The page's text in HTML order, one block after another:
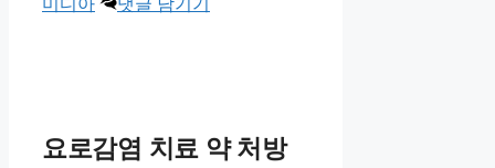
미디아
댓글 남기기
요로감염 치료 약 처방